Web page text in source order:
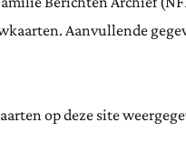
Aanvullende
op deze site